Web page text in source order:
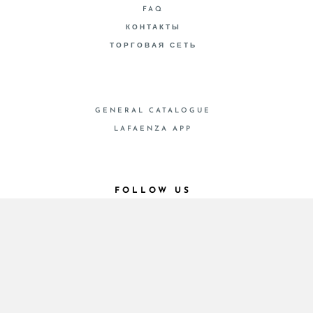
FAQ
КОНТАКТЫ
ТОРГОВАЯ СЕТЬ
GENERAL CATALOGUE
LAFAENZA APP
FOLLOW US